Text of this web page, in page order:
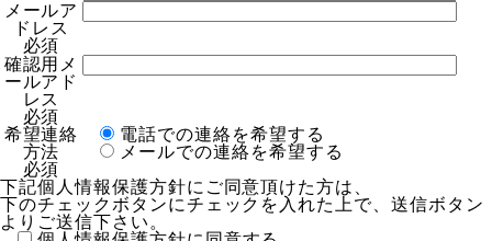
メールア
ドレス
必須
確認用メ
ールアド
レス
必須
希望連絡
方法
必須
電話での連絡を希望する
メールでの連絡を希望する
下記個人情報保護方針にご同意頂けた方は、
下のチェックボタンにチェックを入れた上で、送信ボタン
よりご送信下さい。